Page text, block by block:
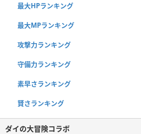
最大HPランキング
最大MPランキング
攻撃力ランキング
守備力ランキング
素早さランキング
賢さランキング
ダイの大冒険コラボ